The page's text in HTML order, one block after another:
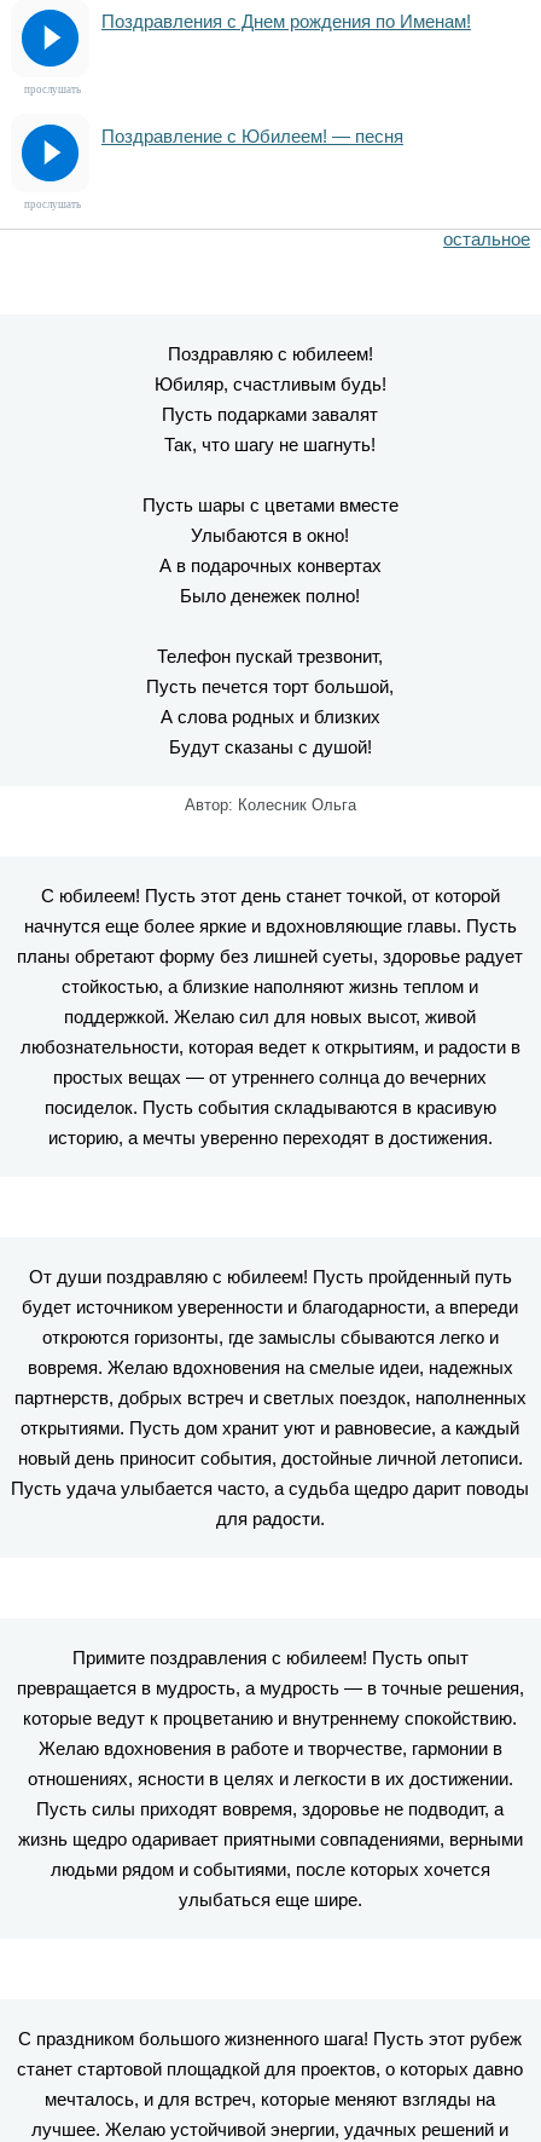
Поздравления с Днем рождения по Именам!
прослушать
Поздравление с Юбилеем! — песня
прослушать
остальное
Поздравляю с юбилеем!
Юбиляр, счастливым будь!
Пусть подарками завалят
Так, что шагу не шагнуть!
Пусть шары с цветами вместе
Улыбаются в окно!
А в подарочных конвертах
Было денежек полно!
Телефон пускай трезвонит,
Пусть печется торт большой,
А слова родных и близких
Будут сказаны с душой!
Автор: Колесник Ольга
С юбилеем! Пусть этот день станет точкой, от которой
начнутся еще более яркие и вдохновляющие главы. Пусть
планы обретают форму без лишней суеты, здоровье радует
стойкостью, а близкие наполняют жизнь теплом и
поддержкой. Желаю сил для новых высот, живой
любознательности, которая ведет к открытиям, и радости в
простых вещах — от утреннего солнца до вечерних
посиделок. Пусть события складываются в красивую
историю, а мечты уверенно переходят в достижения.
От души поздравляю с юбилеем! Пусть пройденный путь
будет источником уверенности и благодарности, а впереди
откроются горизонты, где замыслы сбываются легко и
вовремя. Желаю вдохновения на смелые идеи, надежных
партнерств, добрых встреч и светлых поездок, наполненных
открытиями. Пусть дом хранит уют и равновесие, а каждый
новый день приносит события, достойные личной летописи.
Пусть удача улыбается часто, а судьба щедро дарит поводы
для радости.
Примите поздравления с юбилеем! Пусть опыт
превращается в мудрость, а мудрость — в точные решения,
которые ведут к процветанию и внутреннему спокойствию.
Желаю вдохновения в работе и творчестве, гармонии в
отношениях, ясности в целях и легкости в их достижении.
Пусть силы приходят вовремя, здоровье не подводит, а
жизнь щедро одаривает приятными совпадениями, верными
людьми рядом и событиями, после которых хочется
улыбаться еще шире.
С праздником большого жизненного шага! Пусть этот рубеж
станет стартовой площадкой для проектов, о которых давно
мечталось, и для встреч, которые меняют взгляды на
лучшее. Желаю устойчивой энергии, удачных решений и